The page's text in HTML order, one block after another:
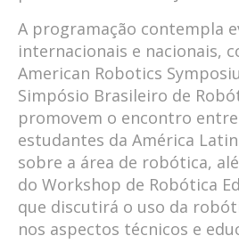
A programação contempla
internacionais e nacionais,
American Robotics
Simpósio Brasileiro de
promovem o encontro
estudantes da América
sobre a área de robótica,
do Workshop de Robótica
que discutirá o uso da
nos aspectos técnicos e